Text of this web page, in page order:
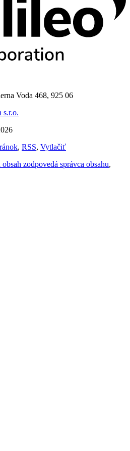
Voda 468, 925 06
s.r.o.
, RSS, Vytlačiť
obsah zodpovedá správca obsahu,